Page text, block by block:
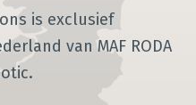
is exclusief
van MAF RODA